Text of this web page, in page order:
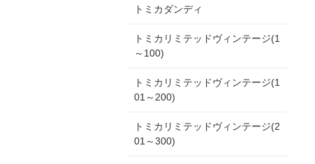
トミカダンディ
トミカリミテッドヴィンテージ(1
～100)
トミカリミテッドヴィンテージ(1
01～200)
トミカリミテッドヴィンテージ(2
01～300)